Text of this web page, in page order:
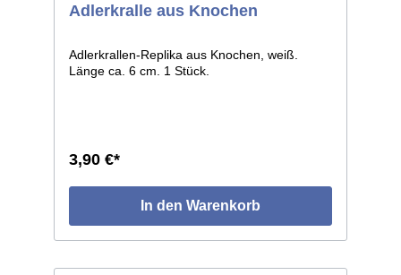
Adlerkralle aus Knochen
Adlerkrallen-Replika aus Knochen, weiß.
Länge ca. 6 cm. 1 Stück.
3,90 €*
In den Warenkorb